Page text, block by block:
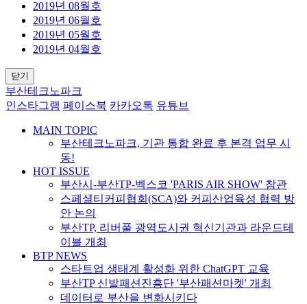
2019년 08월호
2019년 06월호
2019년 05월호
2019년 04월호
닫기
부산테크노파크
인스타그램 페이스북 카카오톡 유튜브
MAIN TOPIC
부산테크노파크, 기관 통합 완료 후 본격 업무 시
동!
HOT ISSUE
부산시-부산TP-벡스코 'PARIS AIR SHOW' 참관
스페셜티커피협회(SCA)와 커피산업육성 협력 방
안 논의
부산TP, 리버풀 광역도시권 혁신기관과 라운드테
이블 개최
BTP NEWS
스타트업 생태계 활성화 위한 ChatGPT 교육
부산TP 신발패션진흥단 '부산패션마켓' 개최
데이터로 부산을 변화시키다